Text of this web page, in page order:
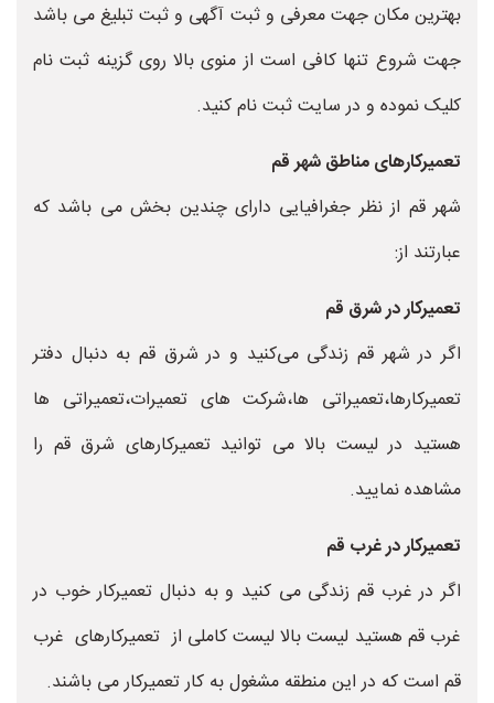
بهترین مکان جهت معرفی و ثبت آگهی و ثبت تبلیغ می باشد
جهت شروع تنها کافی است از منوی بالا روی گزینه ثبت نام
کلیک نموده و در سایت ثبت نام کنید.
تعمیرکارهای مناطق شهر قم
شهر قم از نظر جغرافیایی دارای چندین بخش می باشد که
عبارتند از:
تعمیرکار در شرق قم
اگر در شهر قم زندگی می‌کنید و در شرق قم به دنبال دفتر
تعمیرکارها،تعمیراتی ها،شرکت های تعمیرات،تعمیراتی ها
هستید در لیست بالا می توانید تعمیرکارهای شرق قم را
مشاهده نمایید.
تعمیرکار در غرب قم
اگر در غرب قم زندگی می کنید و به دنبال تعمیرکار خوب در
غرب قم هستید لیست بالا لیست کاملی از تعمیرکارهای غرب
قم است که در این منطقه مشغول به کار تعمیرکار می باشند.